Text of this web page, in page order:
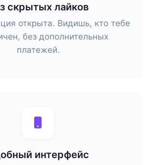
скрытых лайков
открыта. Видишь, кто тебе
без дополнительных
платежей.
интерфейс